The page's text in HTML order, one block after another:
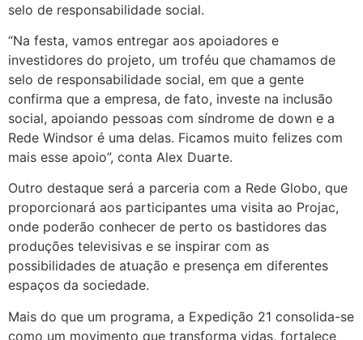
selo de responsabilidade social.
“Na festa, vamos entregar aos apoiadores e
investidores do projeto, um troféu que chamamos de
selo de responsabilidade social, em que a gente
confirma que a empresa, de fato, investe na inclusão
social, apoiando pessoas com síndrome de down e a
Rede Windsor é uma delas. Ficamos muito felizes com
mais esse apoio”, conta Alex Duarte.
Outro destaque será a parceria com a Rede Globo, que
proporcionará aos participantes uma visita ao Projac,
onde poderão conhecer de perto os bastidores das
produções televisivas e se inspirar com as
possibilidades de atuação e presença em diferentes
espaços da sociedade.
Mais do que um programa, a Expedição 21 consolida-se
como um movimento que transforma vidas, fortalece